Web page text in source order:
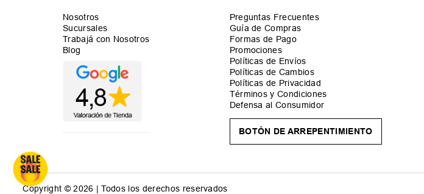
Nosotros
Sucursales
Trabajá con Nosotros
Blog
Preguntas Frecuentes
Guía de Compras
Formas de Pago
Promociones
Políticas de Envíos
Políticas de Cambios
Políticas de Privacidad
Términos y Condiciones
Defensa al Consumidor
BOTÓN DE ARREPENTIMIENTO
Copyright © 2026 | Todos los derechos reservados